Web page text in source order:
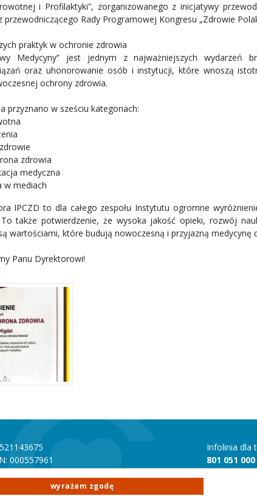
i Profilaktyki”, zorganizowanego z inicjatywy
przewodniczącego Rady Programowej Kongresu „Zdrowie
praktyk w ochronie zdrowia
Medycyny” jest jednym z najważniejszych wydarzeń
oraz uhonorowanie osób i instytucji, które wnoszą
ochrony zdrowia.
przyznano w sześciu kategoriach:
zdrowia
medyczna
w mediach
IPCZD to dla całego zespołu Instytutu ogromne
także potwierdzenie, że wysoka jakość opieki, rozwój
wartościami, które budują nowoczesną i przyjazną medycynę
Panu Dyrektorowi!
000557961
rachunku bankowego mBANK 70 1140 1010
9500 1001
Infolinia dla
801 051 000
Infolinia dla
wyrażam zgodę